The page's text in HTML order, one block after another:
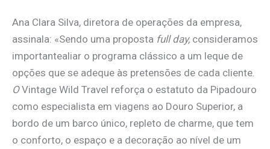
Ana Clara Silva, diretora de operações da empresa,
assinala: «Sendo uma proposta full day, consideramos
importantealiar o programa clássico a um leque de
opções que se adeque às pretensões de cada cliente.
OVintage Wild Travel reforça o estatuto da Pipadouro
como especialista em viagens ao Douro Superior, a
bordo de um barco único, repleto de charme, que tem
o conforto, o espaço e a decoração ao nível de um